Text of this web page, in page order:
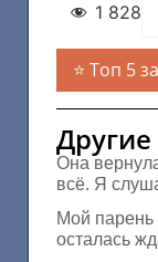
1 828
Топ 5
Она
всё. Я
Мой парень
осталась